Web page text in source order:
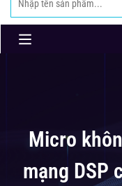
Micro
mạng DSP